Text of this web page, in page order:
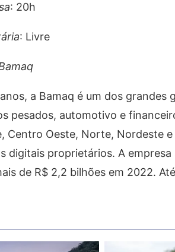
: 20h
: Livre
a Bamaq é um dos
pesados, automotivo e
Centro Oeste, Norte, Nordeste
digitais proprietários. A
de R$ 2,2 bilhões em 2022.